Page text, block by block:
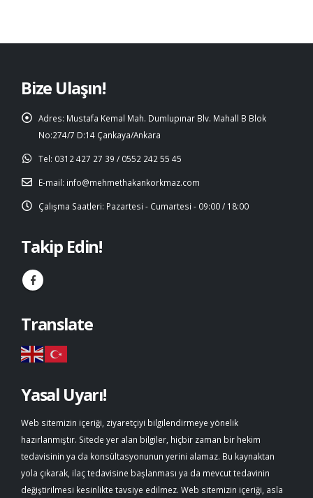
Bize Ulaşın!
Adres: Mustafa Kemal Mah. Dumlupınar Blv. Mahall B Blok
No:274/7 D:14 Çankaya/Ankara
Tel: 0312 427 27 39 / 0552 242 55 45
E-mail: info@mehmethakankorkmaz.com
Çalışma Saatleri: Pazartesi - Cumartesi - 09:00 / 18:00
Takip Edin!
Translate
Yasal Uyarı!
Web sitemizin içeriği, ziyaretçiyi bilgilendirmeye yönelik
hazırlanmıştır. Sitede yer alan bilgiler, hiçbir zaman bir hekim
tedavisinin ya da konsültasyonunun yerini alamaz. Bu kaynaktan
yola çıkarak, ilaç tedavisine başlanması ya da mevcut tedavinin
değiştirilmesi kesinlikte tavsiye edilmez. Web sitemizin içeriği, asla